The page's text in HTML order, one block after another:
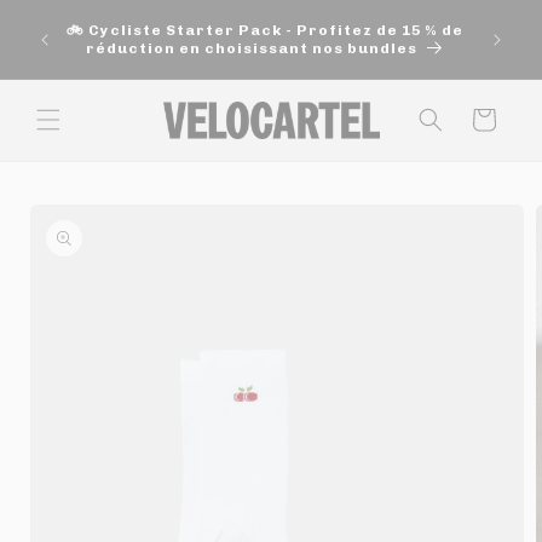
passer
au
🚲 Cycliste Starter Pack - Profitez de 15 % de
réduction en choisissant nos bundles
200$
Panier
produits